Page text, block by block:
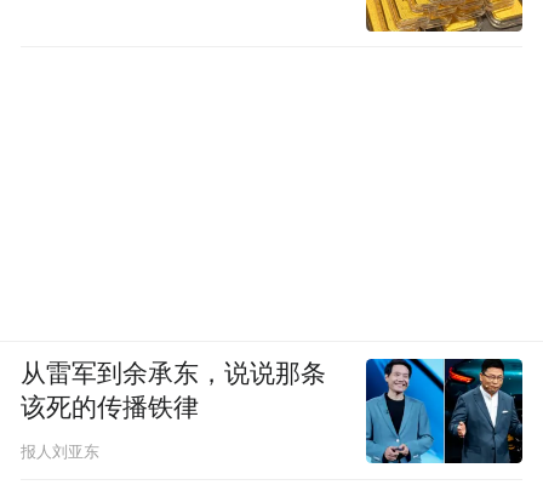
从雷军到余承东，说说那条
该死的传播铁律
报人刘亚东